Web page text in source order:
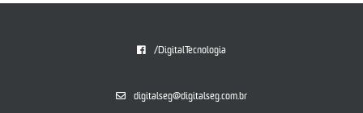
/DigitalTecnologia
digitalseg@digitalseg.com.br